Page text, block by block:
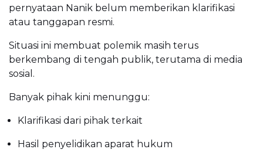
pernyataan Nanik belum memberikan klarifikasi
atau tanggapan resmi.
Situasi ini membuat polemik masih terus
berkembang di tengah publik, terutama di media
sosial.
Banyak pihak kini menunggu:
Klarifikasi dari pihak terkait
Hasil penyelidikan aparat hukum